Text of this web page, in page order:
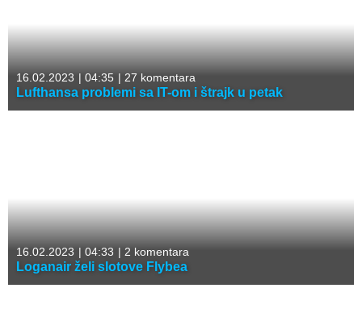
16.02.2023 | 04:35 | 27 komentara
Lufthansa problemi sa IT-om i štrajk u petak
16.02.2023 | 04:33 | 2 komentara
Loganair želi slotove Flybea